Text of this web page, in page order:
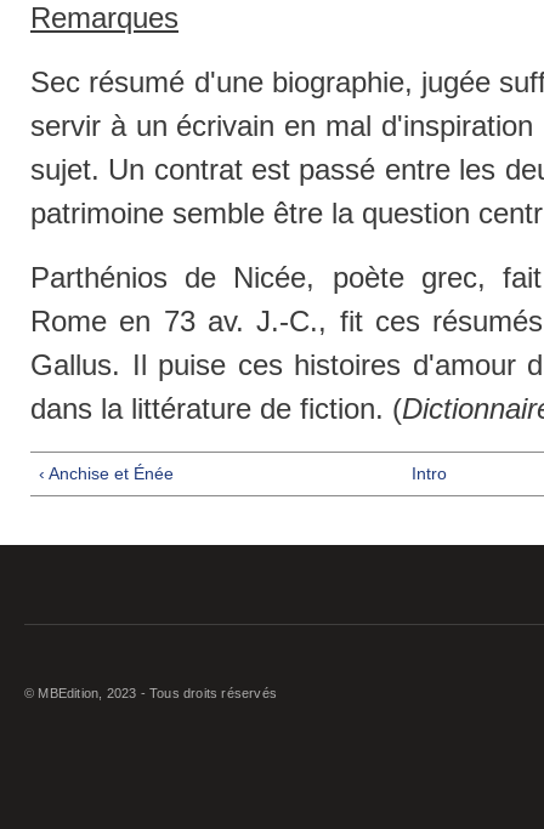
Remarques
Sec résumé d'une biographie, jugée
servir à un écrivain en mal
sujet. Un contrat est passé entre les
patrimoine semble être la question
Parthénios de Nicée, poète grec,
Rome en 73 av. J.-C., fit ces
Gallus. Il puise ces histoires d'amour
dans la littérature de fiction. (
‹ Anchise et Énée Intro
© MBEdition, 2023 - Tous droits réservés